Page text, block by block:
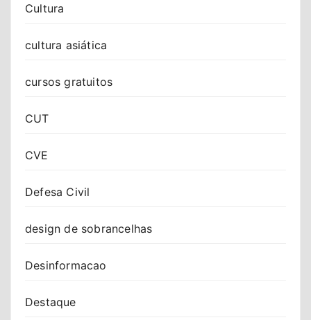
Cultura
cultura asiática
cursos gratuitos
CUT
CVE
Defesa Civil
design de sobrancelhas
Desinformacao
Destaque